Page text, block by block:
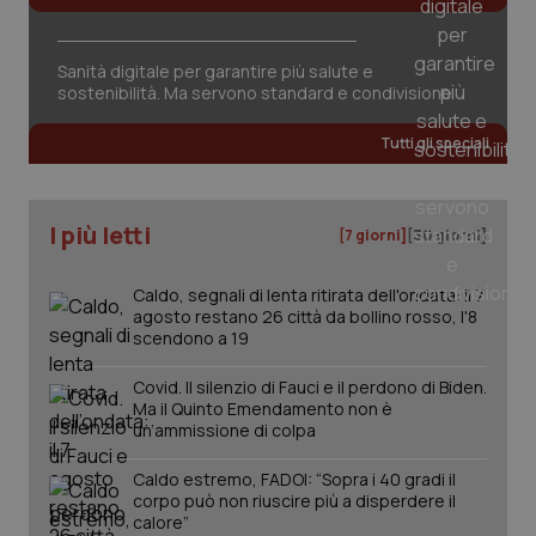
Sanità digitale per garantire più salute e
sostenibilità. Ma servono standard e condivisione
Tutti gli speciali
I più letti [7 giorni] [30 giorni]
Caldo, segnali di lenta ritirata dell'ondata: il 7
agosto restano 26 città da bollino rosso, l'8
scendono a 19
Covid. Il silenzio di Fauci e il perdono di Biden.
Ma il Quinto Emendamento non è
un’ammissione di colpa
Caldo estremo, FADOI: “Sopra i 40 gradi il
corpo può non riuscire più a disperdere il
calore”
www.quotidianosanita.it
tracking-sites-ironfish-
tracking-enable
www.quotidianosanita.it